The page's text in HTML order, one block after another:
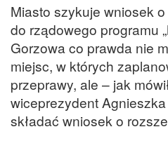
Miasto szykuje wniosek
do rządowego programu
Gorzowa co prawda nie
miejsc, w których
przeprawy, ale – jak
wiceprezydent
składać wniosek o